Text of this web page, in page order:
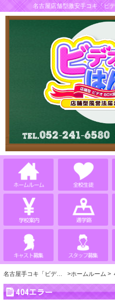
名古屋店舗型激安手コキ「ビ
名古屋手コキ「ビデオdeはんど」 ホームルーム
404エラー